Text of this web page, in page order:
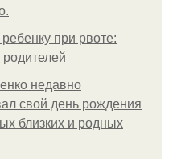
при рвоте:
недавно
свой день рождения
близких и родных